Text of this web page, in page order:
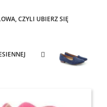
CZYLI UBIERZ SIĘ